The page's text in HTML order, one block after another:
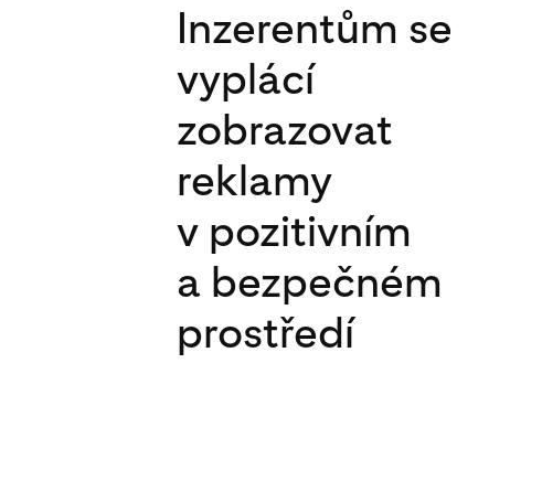
Inzerentům se
vyplácí
zobrazovat
reklamy
v pozitivním
a bezpečném
prostředí